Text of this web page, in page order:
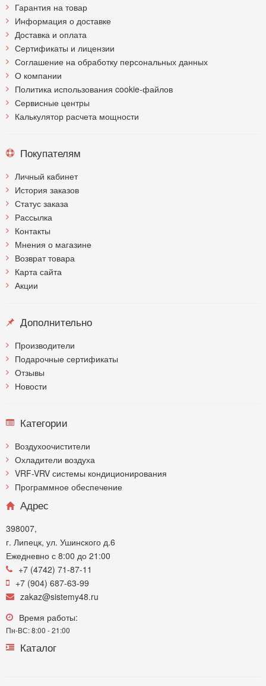
Гарантия на товар
Информация о доставке
Доставка и оплата
Сертификаты и лицензии
Соглашение на обработку персональных данных
О компании
Политика использования cookie-файлов
Сервисные центры
Калькулятор расчета мощности
Покупателям
Личный кабинет
История заказов
Статус заказа
Рассылка
Контакты
Мнения о магазине
Возврат товара
Карта сайта
Акции
Дополнительно
Производители
Подарочные сертификаты
Отзывы
Новости
Категории
Воздухоочистители
Охладители воздуха
VRF-VRV системы кондиционирования
Программное обеспечение
Адрес
398007,
г. Липецк, ул. Ушинского д.6
Ежедневно с 8:00 до 21:00
+7 (4742) 71-87-11
+7 (904) 687-63-99
zakaz@sistemy48.ru
Время работы:
Пн-ВС: 8:00 - 21:00
Каталог